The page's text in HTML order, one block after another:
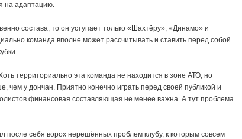
на адаптацию.
состава, то он уступает только «Шахтёру», «Динамо» и
команда вполне может рассчитывать и ставить перед собой
территориально эта команда не находится в зоне АТО, но
чем у дончан. Приятно конечно играть перед своей публикой и
финансовая составляющая не менее важна. А тут проблема
после себя ворох нерешённых проблем клубу, к которым совсем